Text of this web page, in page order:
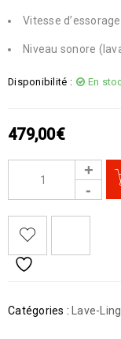
Vitesse
Niveau sonore
Disponibilité : En
479,00€
Catégories : Lave-